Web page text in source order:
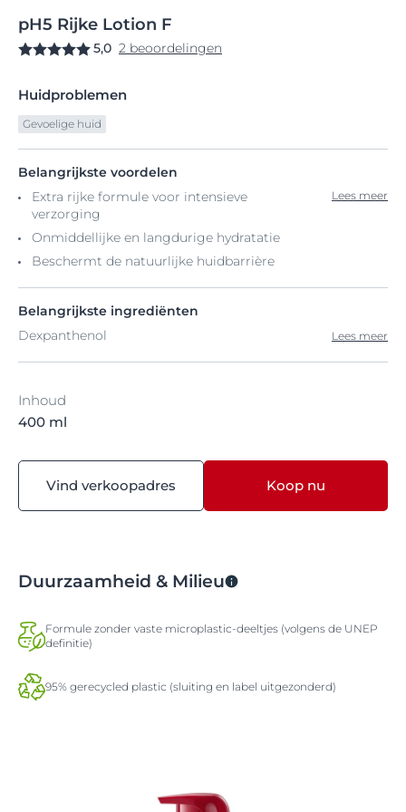
pH5 Rijke Lotion F
5,0 2 beoordelingen
Huidproblemen
Gevoelige huid
Belangrijkste voordelen
Extra rijke formule voor intensieve
verzorging
Onmiddellijke en langdurige hydratatie
Beschermt de natuurlijke huidbarrière
Lees meer
Belangrijkste ingrediënten
Dexpanthenol
Lees meer
Inhoud
400 ml
Vind verkoopadres Koop nu
Duurzaamheid & Milieu
Formule zonder vaste microplastic-deeltjes (volgens de UNEP
definitie)
95% gerecycled plastic (sluiting en label uitgezonderd)